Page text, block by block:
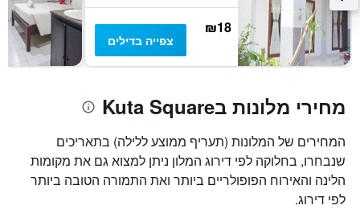
₪18
צפייה בדילים
מחירי מלונות בKuta Square
המחירים של המלונות (תעריף ממוצע ללילה) בתאריכים
שנבחרו, בחלוקה לפי דירוג המלון ניתן למצוא גם את מקומות
הלינה והאירוח הפופולריים ביותר ואת התמורה הטובה ביותר
לפי דירוג.